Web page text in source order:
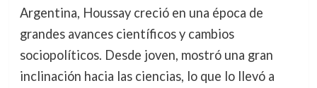
Argentina, Houssay creció en una época de
grandes avances científicos y cambios
sociopolíticos. Desde joven, mostró una gran
inclinación hacia las ciencias, lo que lo llevó a